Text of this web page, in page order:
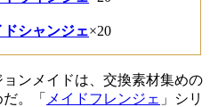
ドシャンジェ×20
ンメイドは、交換素材集めの
。「 メイドフレンジェ 」シリ